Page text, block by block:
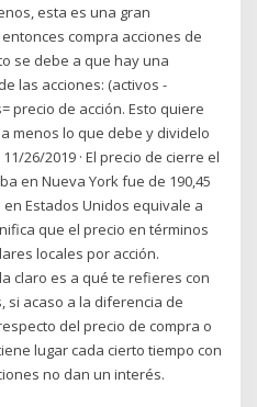
esta es una gran
compra acciones de
se debe a que hay una
las acciones: (activos -
precio de acción. Esto quiere
menos lo que debe y dividelo
26/2019 · El precio de cierre el
en Nueva York fue de 190,45
Estados Unidos equivale a
que el precio en términos
locales por acción.
claro es a qué te refieres con
si acaso a la diferencia de
del precio de compra o
lugar cada cierto tiempo con
no dan un interés.